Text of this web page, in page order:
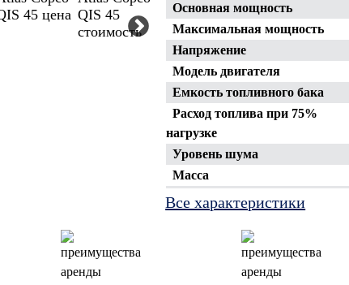
Основная мощность
Максимальная мощность
Напряжение
Модель двигателя
Емкость топливного бака
Расход топлива при 75%
нагрузке
Уровень шума
Масса
Габаритные размеры (ДхШхВ)
Все характеристики